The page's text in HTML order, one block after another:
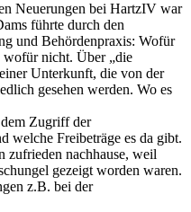
Neuerungen bei HartzIV war
führte durch den
und Behördenpraxis: Wofür
nicht. Über „die
Unterkunft, die von der
gesehen werden. Wo es
Zugriff der
welche Freibeträge es da gibt.
zufrieden nachhause, weil
gezeigt worden waren.
z.B. bei der